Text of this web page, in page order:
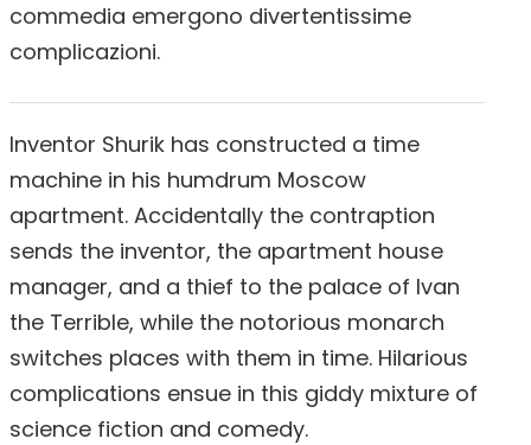
commedia emergono divertentissime
complicazioni.
Inventor Shurik has constructed a time
machine in his humdrum Moscow
apartment. Accidentally the contraption
sends the inventor, the apartment house
manager, and a thief to the palace of Ivan
the Terrible, while the notorious monarch
switches places with them in time. Hilarious
complications ensue in this giddy mixture of
science fiction and comedy.